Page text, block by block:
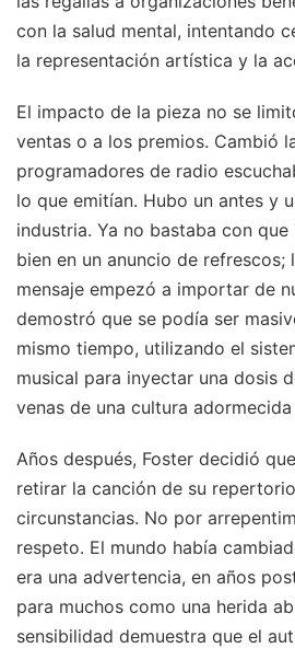
con la salud mental, intentando
la representación artística y la
El impacto de la pieza no se
ventas o a los premios. Cambió
programadores de radio
lo que emitían. Hubo un antes y
industria. Ya no bastaba con que
bien en un anuncio de
mensaje empezó a importar de
demostró que se podía ser
mismo tiempo, utilizando el
musical para inyectar una dosis
venas de una cultura
Años después, Foster decidió
retirar la canción de su
circunstancias. No por
respeto. El mundo había
era una advertencia, en años
para muchos como una herida
sensibilidad demuestra que el